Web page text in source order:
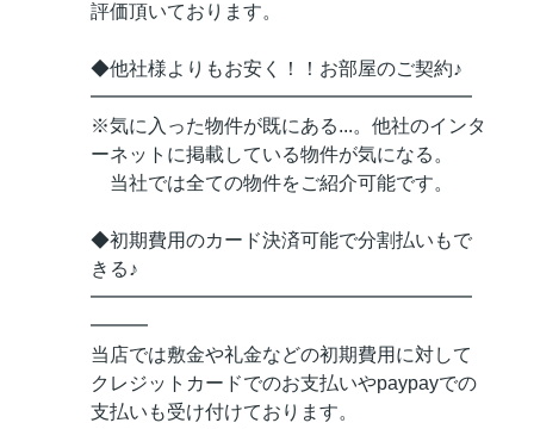
評価頂いております。
◆他社様よりもお安く！！お部屋のご契約♪
━━━━━━━━━━━━━━━━━━━━
※気に入った物件が既にある...。他社のインタ
ーネットに掲載している物件が気になる。
当社では全ての物件をご紹介可能です。
◆初期費用のカード決済可能で分割払いもで
きる♪
━━━━━━━━━━━━━━━━━━━━
━━━
当店では敷金や礼金などの初期費用に対して
クレジットカードでのお支払いやpaypayでの
支払いも受け付けております。